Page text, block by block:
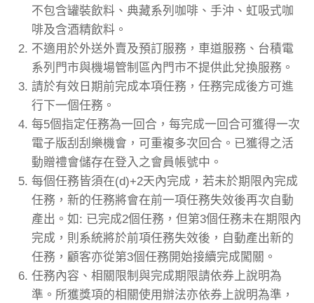
不包含罐裝飲料、典藏系列咖啡、手沖、虹吸式咖
啡及含酒精飲料。
不適用於外送外賣及預訂服務，車道服務、台積電
系列門市與機場管制區內門市不提供此兌換服務。
請於有效日期前完成本項任務，任務完成後方可進
行下一個任務。
每5個指定任務為一回合，每完成一回合可獲得一次
電子版刮刮樂機會，可重複多次回合。已獲得之活
動贈禮會儲存在登入之會員帳號中。
每個任務皆須在(d)+2天內完成，若未於期限內完成
任務，新的任務將會在前一項任務失效後再次自動
產出。如: 已完成2個任務，但第3個任務未在期限內
完成，則系統將於前項任務失效後，自動產出新的
任務，顧客亦從第3個任務開始接續完成闖關。
任務內容、相關限制與完成期限請依券上說明為
準。所獲獎項的相關使用辦法亦依券上說明為準，